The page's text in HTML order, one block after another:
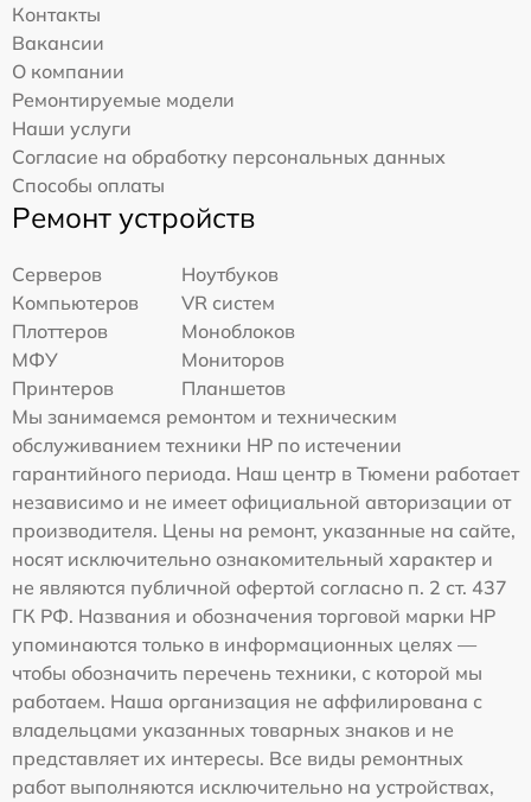
Контакты
Вакансии
О компании
Ремонтируемые модели
Наши услуги
Согласие на обработку персональных данных
Способы оплаты
Ремонт устройств
Серверов
Ноутбуков
Компьютеров
VR систем
Плоттеров
Моноблоков
МФУ
Мониторов
Принтеров
Планшетов
Мы занимаемся ремонтом и техническим
обслуживанием техники HP по истечении
гарантийного периода. Наш центр в Тюмени работает
независимо и не имеет официальной авторизации от
производителя. Цены на ремонт, указанные на сайте,
носят исключительно ознакомительный характер и
не являются публичной офертой согласно п. 2 ст. 437
ГК РФ. Названия и обозначения торговой марки HP
упоминаются только в информационных целях —
чтобы обозначить перечень техники, с которой мы
работаем. Наша организация не аффилирована с
владельцами указанных товарных знаков и не
представляет их интересы. Все виды ремонтных
работ выполняются исключительно на устройствах,